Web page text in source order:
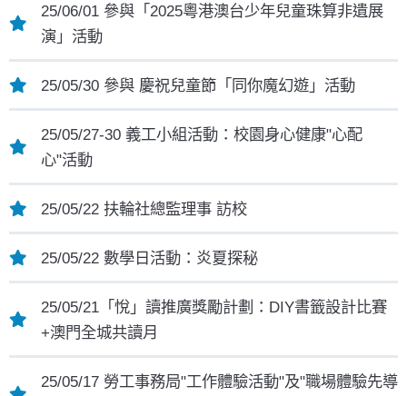
25/06/01 參與「2025粵港澳台少年兒童珠算非遺展
演」活動
25/05/30 參與 慶祝兒童節「同你魔幻遊」活動
25/05/27-30 義工小組活動：校園身心健康"心配
心"活動
25/05/22 扶輪社總監理事 訪校
25/05/22 數學日活動：炎夏探秘
25/05/21「悅」讀推廣獎勵計劃：DIY書籤設計比賽
+澳門全城共讀月
25/05/17 勞工事務局"工作體驗活動"及"職場體驗先導